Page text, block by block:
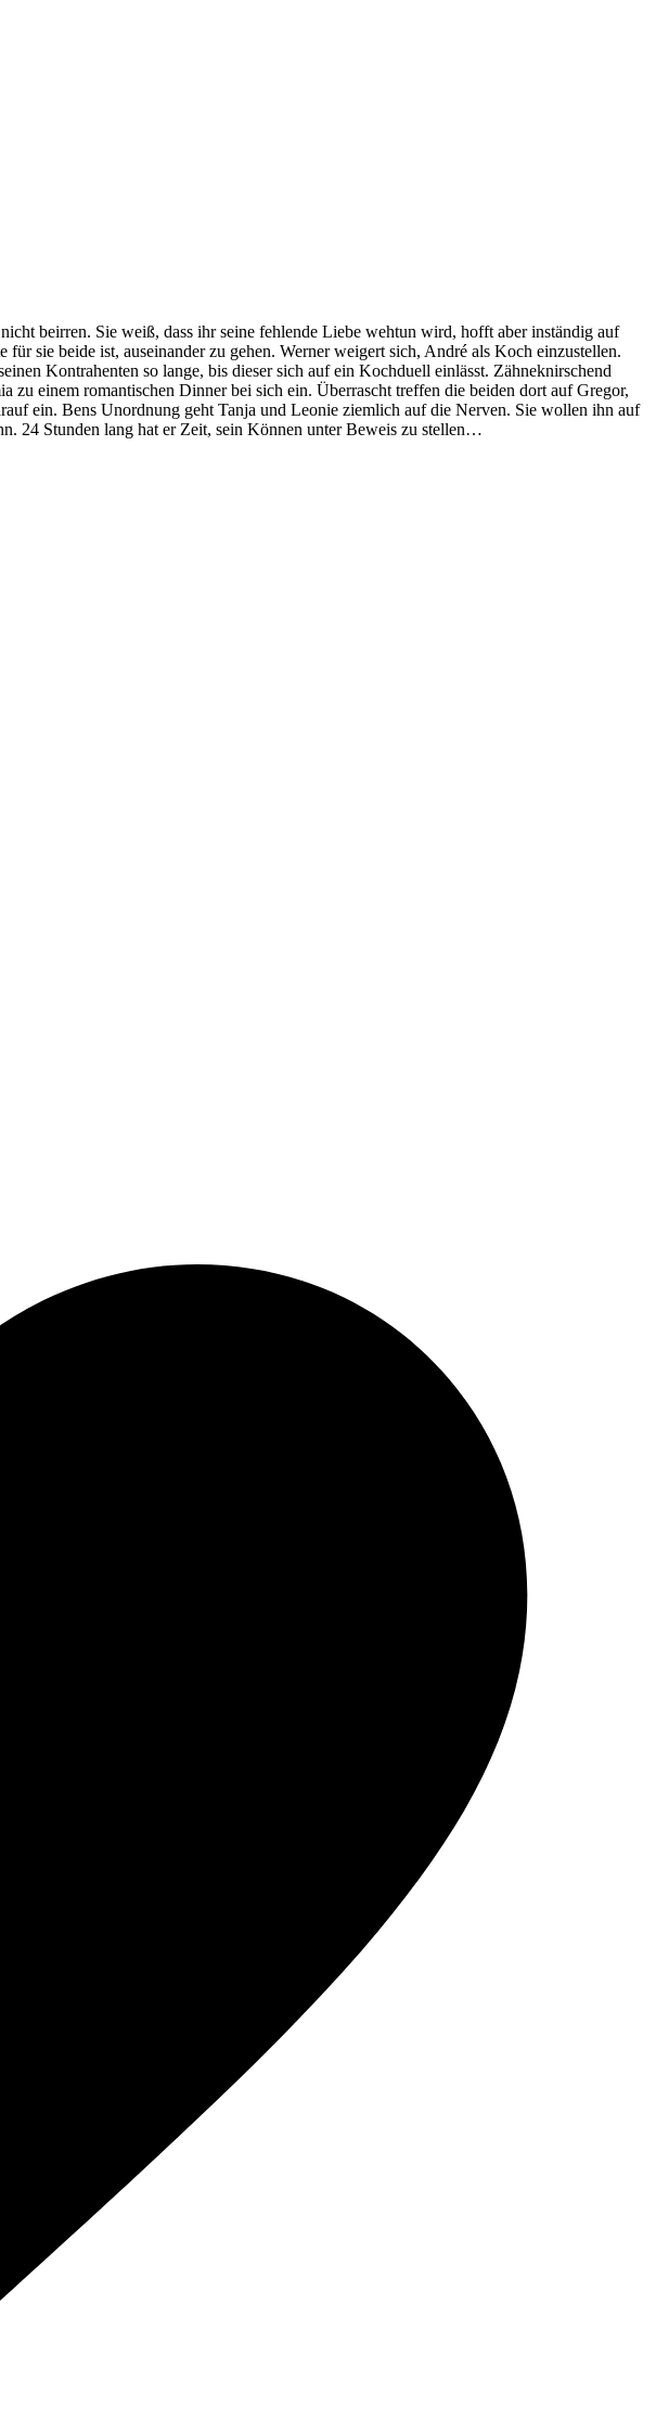
beirren. Sie weiß, dass ihr seine fehlende Liebe wehtun wird, hofft aber inständig auf
sie beide ist, auseinander zu gehen. Werner weigert sich, André als Koch einzustellen.
Kontrahenten so lange, bis dieser sich auf ein Kochduell einlässt. Zähneknirschend
zu einem romantischen Dinner bei sich ein. Überrascht treffen die beiden dort auf Gregor,
ein. Bens Unordnung geht Tanja und Leonie ziemlich auf die Nerven. Sie wollen ihn auf
24 Stunden lang hat er Zeit, sein Können unter Beweis zu stellen…